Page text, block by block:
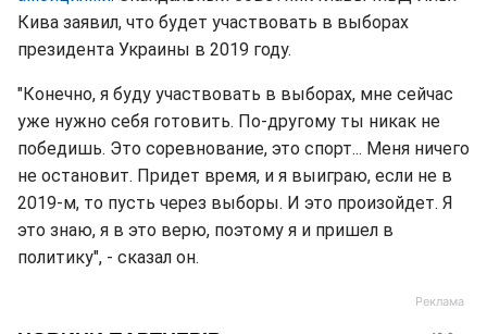
Кива заявил, что будет участвовать в выборах
президента Украины в 2019 году.
"Конечно, я буду участвовать в выборах, мне сейчас
уже нужно себя готовить. По-другому ты никак не
победишь. Это соревнование, это спорт... Меня ничего
не остановит. Придет время, и я выиграю, если не в
2019-м, то пусть через выборы. И это произойдет. Я
это знаю, я в это верю, поэтому я и пришел в
политику", - сказал он.